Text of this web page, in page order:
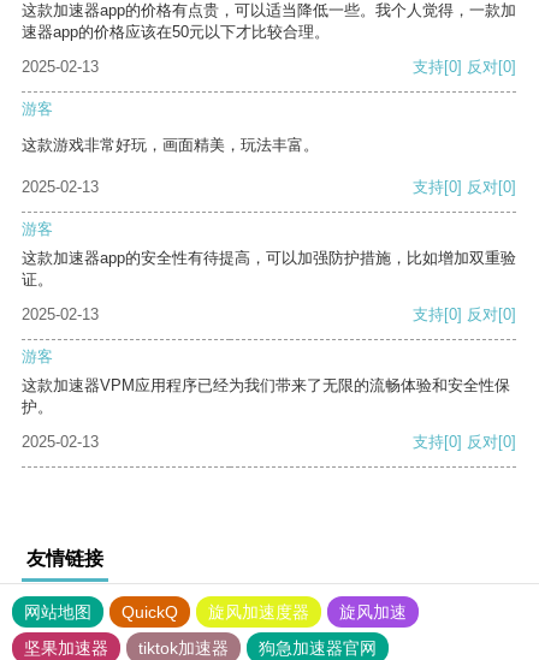
这款加速器app的价格有点贵，可以适当降低一些。我个人觉得，一款加
速器app的价格应该在50元以下才比较合理。
2025-02-13
支持[0] 反对[0]
游客
这款游戏非常好玩，画面精美，玩法丰富。
2025-02-13 支持[0] 反对[0]
游客
这款加速器app的安全性有待提高，可以加强防护措施，比如增加双重验
证。
2025-02-13
支持[0] 反对[0]
游客
这款加速器VPM应用程序已经为我们带来了无限的流畅体验和安全性保
护。
2025-02-13
支持[0] 反对[0]
友情链接
网站地图 QuickQ 旋风加速度器
旋风加速
坚果加速器
tiktok加速器 狗急加速器官网